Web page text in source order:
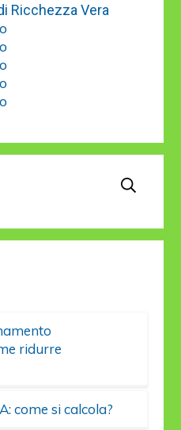
Ricchezza Vera
ridurre
come si calcola?